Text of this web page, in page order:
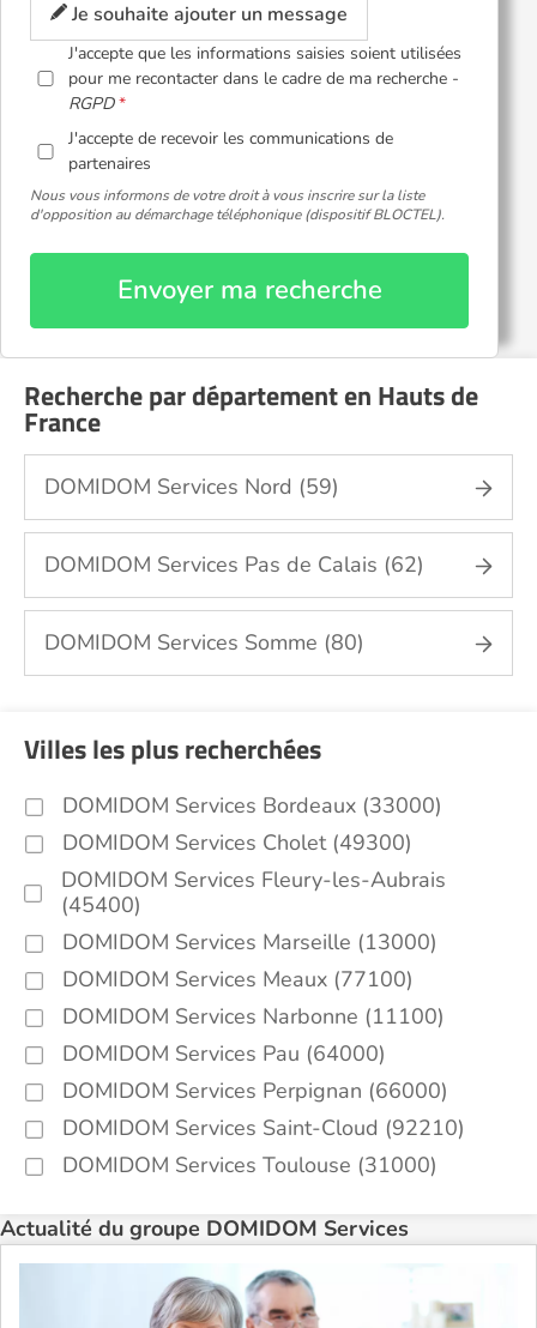
Je souhaite ajouter un message
J'accepte que les informations saisies soient utilisées
pour me recontacter dans le cadre de ma recherche -
RGPD
J'accepte de recevoir les communications de
partenaires
Nous vous informons de votre droit à vous inscrire sur la liste
d'opposition au démarchage téléphonique (dispositif BLOCTEL).
Envoyer ma recherche
Recherche par département en Hauts de
France
DOMIDOM Services Nord (59)
DOMIDOM Services Pas de Calais (62)
DOMIDOM Services Somme (80)
Villes les plus recherchées
DOMIDOM Services Bordeaux (33000)
DOMIDOM Services Cholet (49300)
DOMIDOM Services Fleury-les-Aubrais
(45400)
DOMIDOM Services Marseille (13000)
DOMIDOM Services Meaux (77100)
DOMIDOM Services Narbonne (11100)
DOMIDOM Services Pau (64000)
DOMIDOM Services Perpignan (66000)
DOMIDOM Services Saint-Cloud (92210)
DOMIDOM Services Toulouse (31000)
Actualité du groupe DOMIDOM Services